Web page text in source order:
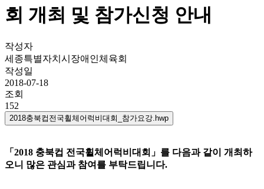
회 개최 및 참가신청 안내
작성자
세종특별자치시장애인체육회
작성일
2018-07-18
조회
152
2018충북컵전국휠체어럭비대회_참가요강.hwp
「 2018 충북컵 전국휠체어럭비대회」를 다음과 같이 개최하
오니 많은 관심과 참여를 부탁드립니다.